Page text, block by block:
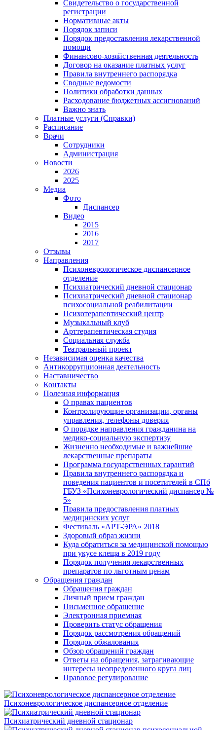
Свидетельство о государственной
регистрации
Нормативные акты
Порядок записи
Порядок предоставления лекарственной
помощи
Финансово-хозяйственная деятельность
Договор на оказание платных услуг
Правила внутреннего распорядка
Сводные ведомости
Политики обработки данных
Расходование бюджетных ассигнований
Важно знать
Платные услуги (Справки)
Расписание
Врачи
Сотрудники
Администрация
Новости
2026
2025
Медиа
Фото
Диспансер
Видео
2015
2016
2017
Отзывы
Направления
Психоневрологическое диспансерное
отделение
Психиатрический дневной стационар
Психиатрический дневной стационар
психосоциальной реабилитации
Психотерапевтический центр
Музыкальный клуб
Арттерапевтическая студия
Социальная служба
Театральный проект
Независимая оценка качества
Антикоррупционная деятельность
Наставничество
Контакты
Полезная информация
О правах пациентов
Контролирующие организации, органы
управления, телефоны доверия
О порядке направления гражданина на
медико-социальную экспертизу
Жизненно необходимые и важнейшие
лекарственные препараты
Программа государственных гарантий
Правила внутреннего распорядка и
поведения пациентов и посетителей в СПб
ГБУЗ «Психоневрологический диспансер №
5»
Правила предоставления платных
медицинских услуг
Фестиваль «АРТ-ЭРА» 2018
Здоровый образ жизни
Куда обратиться за медицинской помощью
при укусе клеща в 2019 году
Порядок получения лекарственных
препаратов по льготным ценам
Обращения граждан
Обращения граждан
Личный прием граждан
Письменное обращение
Электронная приемная
Проверить статус обращения
Порядок рассмотрения обращений
Порядок обжалования
Обзор обращений граждан
Ответы на обращения, затрагивающие
интересы неопределенного круга лиц
Правовое регулирование
Психоневрологическое диспансерное отделение
Психиатрический дневной стационар